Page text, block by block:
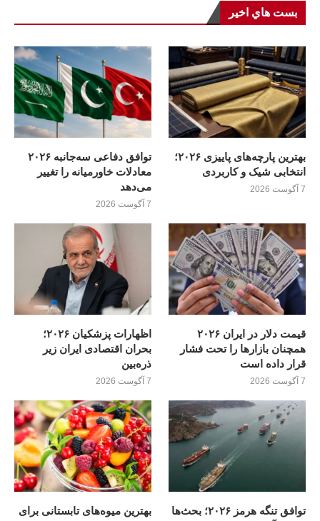
بست هاي اخير
بهترین پارچه‌های پاییزی ۲۰۲۶؛
انتخابی شیک و کاربردی
7 آگوست 2026
توافق دفاعی سه‌جانبه ۲۰۲۶
معادلات خاورمیانه را تغییر
می‌دهد
7 آگوست 2026
قیمت دلار در ایران ۲۰۲۶
همچنان بازارها را تحت فشار
قرار داده است
7 آگوست 2026
اظهارات پزشکیان ۲۰۲۶؛
بحران اقتصادی ایران زیر
ذره‌بین
7 آگوست 2026
توافق تنگه هرمز ۲۰۲۶؛ بحث‌ها
بهترین میوه‌های تابستانی برای